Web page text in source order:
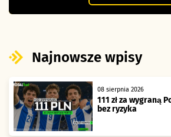
Najnowsze wpisy
08 sierpnia 2026
111 zł za wygraną
bez ryzyka